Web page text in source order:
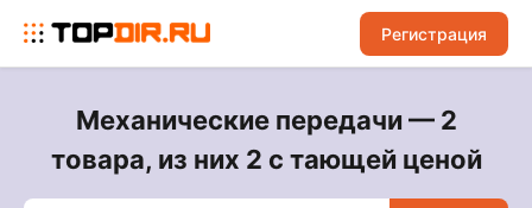
Регистрация
Механические передачи — 2
товара, из них 2 с тающей ценой